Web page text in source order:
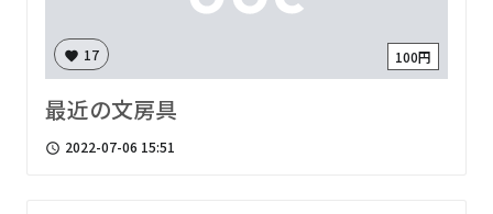
favorite 17 100円
最近の文房具
access_time 2022-07-06 15:51